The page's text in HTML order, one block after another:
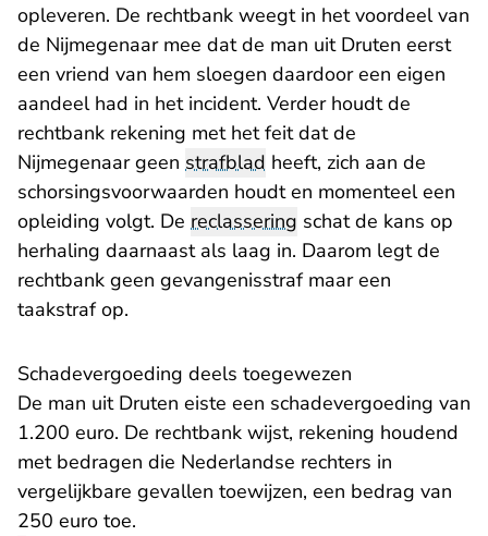
opleveren. De rechtbank weegt in het voordeel van
de Nijmegenaar mee dat de man uit Druten eerst
een vriend van hem sloegen daardoor een eigen
aandeel had in het incident. Verder houdt de
rechtbank rekening met het feit dat de
Nijmegenaar geen strafblad heeft, zich aan de
schorsingsvoorwaarden houdt en momenteel een
opleiding volgt. De reclassering schat de kans op
herhaling daarnaast als laag in. Daarom legt de
rechtbank geen gevangenisstraf maar een
taakstraf op.
Schadevergoeding deels toegewezen
De man uit Druten eiste een schadevergoeding van
1.200 euro. De rechtbank wijst, rekening houdend
met bedragen die Nederlandse rechters in
vergelijkbare gevallen toewijzen, een bedrag van
250 euro toe.